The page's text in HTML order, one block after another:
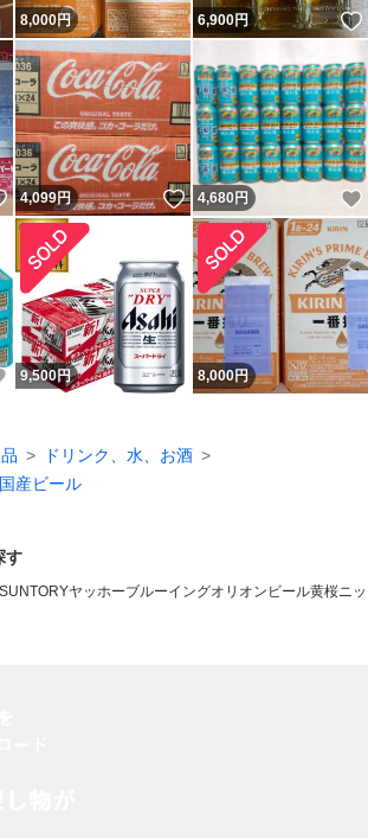
8,000円 6,900円
いいね！
4,099円 いいね！
4,680円
いいね！
9,500円 8,000円
ドリンク、水、お酒
国産ビール
す
SUNTORYヤッホーブルーイングオリオンビール黄桜ニ